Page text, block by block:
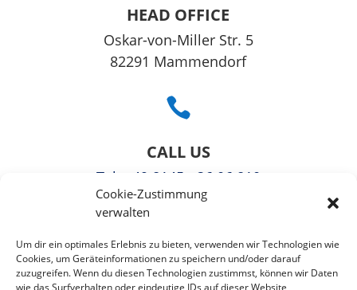
Cookie-Zustimmung
verwalten
Um dir ein optimales Erlebnis zu bieten, verwenden wir Technologien wie
Cookies, um Geräteinformationen zu speichern und/oder darauf
zuzugreifen. Wenn du diesen Technologien zustimmst, können wir Daten
wie das Surfverhalten oder eindeutige IDs auf dieser Website
HEAD OFFICE
Oskar-von-Miller Str. 5
82291 Mammendorf

CALL US
Tel : +49 8145 - 36 06 810
Fax: +49 3221108991363
